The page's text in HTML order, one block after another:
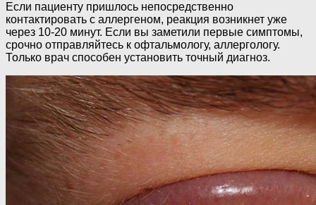
Если пациенту пришлось непосредственно
контактировать с аллергеном, реакция возникнет уже
через 10-20 минут. Если вы заметили первые симптомы,
срочно отправляйтесь к офтальмологу, аллергологу.
Только врач способен установить точный диагноз.